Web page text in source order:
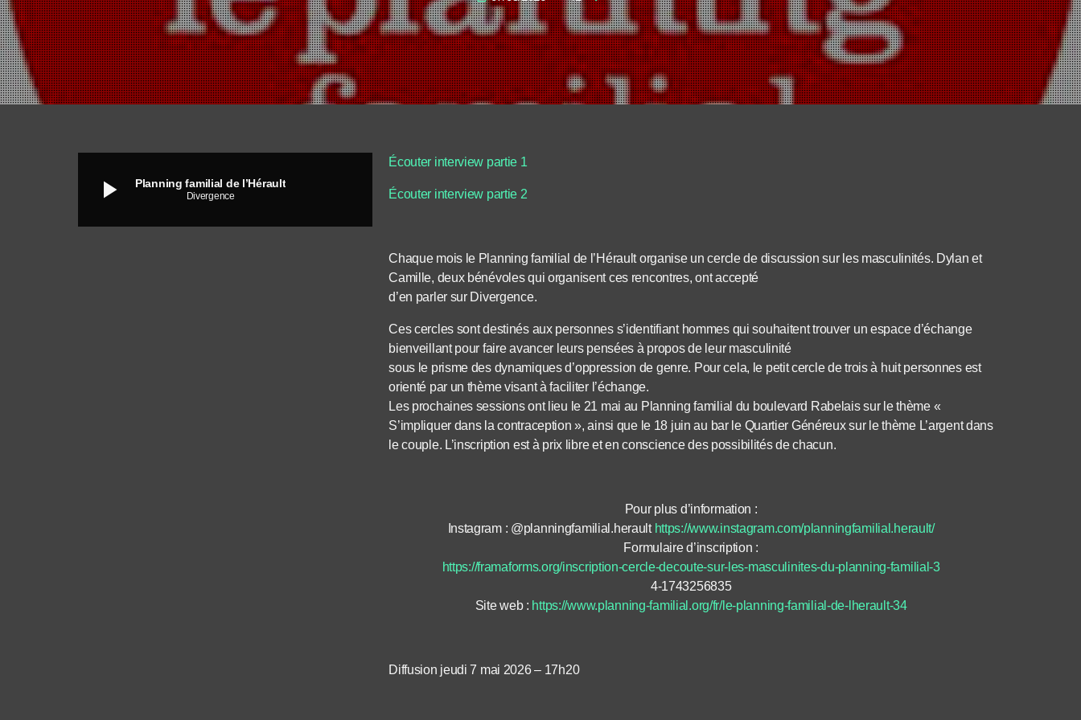
play_arrow Planning familial de l’Hérault
Divergence
Écouter interview partie 1
Écouter interview partie 2
Chaque mois le Planning familial de l’Hérault organise un cercle de discussion sur les masculinités. Dylan et
Camille, deux bénévoles qui organisent ces rencontres, ont accepté
d’en parler sur Divergence.
Ces cercles sont destinés aux personnes s’identifiant hommes qui souhaitent trouver un espace d’échange
bienveillant pour faire avancer leurs pensées à propos de leur masculinité
sous le prisme des dynamiques d’oppression de genre. Pour cela, le petit cercle de trois à huit personnes est
orienté par un thème visant à faciliter l’échange.
Les prochaines sessions ont lieu le 21 mai au Planning familial du boulevard Rabelais sur le thème «
S’impliquer dans la contraception », ainsi que le 18 juin au bar le Quartier Généreux sur le thème L’argent dans
le couple. L’inscription est à prix libre et en conscience des possibilités de chacun.
Pour plus d’information :
Instagram : @planningfamilial.herault https://www.instagram.com/planningfamilial.herault/
Formulaire d’inscription :
https://framaforms.org/inscription-cercle-decoute-sur-les-masculinites-du-planning-familial-3
4-1743256835
Site web : https://www.planning-familial.org/fr/le-planning-familial-de-lherault-34
Diffusion jeudi 7 mai 2026 – 17h20